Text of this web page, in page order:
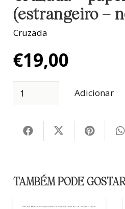
(estrangeiro –
Cruzada
€19,00
Adicionar
TAMBÉM PODE